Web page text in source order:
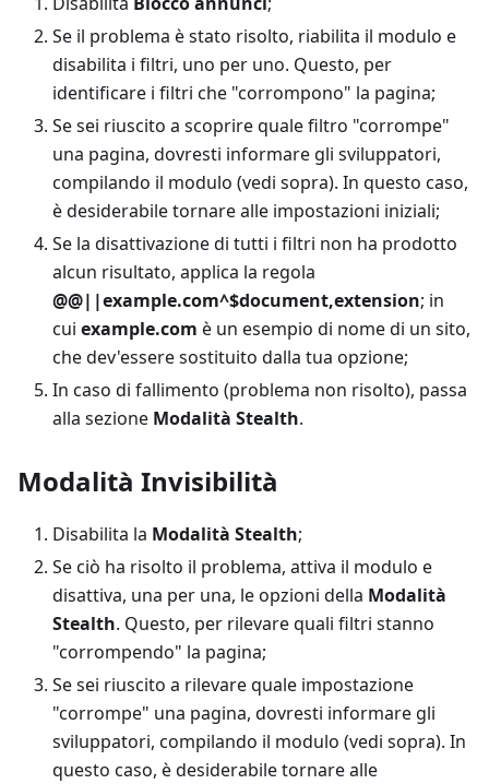
Se il problema è stato risolto, riabilita il modulo e
disabilita i filtri, uno per uno. Questo, per
identificare i filtri che "corrompono" la pagina;
Se sei riuscito a scoprire quale filtro "corrompe"
una pagina, dovresti informare gli sviluppatori,
compilando il modulo (vedi sopra). In questo caso,
è desiderabile tornare alle impostazioni iniziali;
Se la disattivazione di tutti i filtri non ha prodotto
alcun risultato, applica la regola
@@||example.com^$document,extension; in
cui example.com è un esempio di nome di un sito,
che dev'essere sostituito dalla tua opzione;
In caso di fallimento (problema non risolto), passa
alla sezione Modalità Stealth.
Modalità Invisibilità
Disabilita la Modalità Stealth;
Se ciò ha risolto il problema, attiva il modulo e
disattiva, una per una, le opzioni della Modalità
Stealth. Questo, per rilevare quali filtri stanno
"corrompendo" la pagina;
Se sei riuscito a rilevare quale impostazione
"corrompe" una pagina, dovresti informare gli
sviluppatori, compilando il modulo (vedi sopra). In
questo caso, è desiderabile tornare alle